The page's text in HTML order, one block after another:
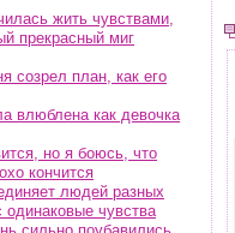
жить чувствами,
прекрасный миг
созрел план, как его
влюблена как девочка
но я боюсь, что
кончится
людей разных
одинаковые чувства